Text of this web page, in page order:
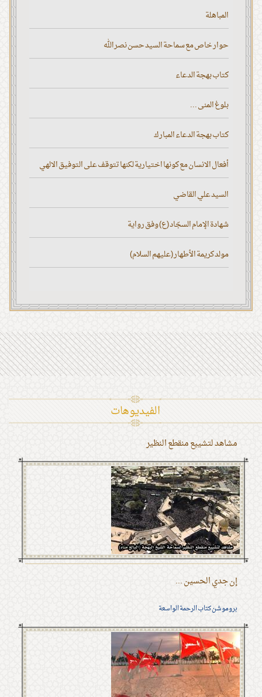
المباهلة
حوار خاص مع سماحة السيد حسن نصر الله
كتاب بهجة الدعاء
بلوغ المنى ...
كتاب بهجة الدعاء المبارك
أفعال الانسان مع كونها اختيارية لكنها تتوقف على التوفيق الالهي
السيد علي القاضي
شهادة الإمام السجّاد (ع) وفق رواية
مولد كريمة الأطهار (عليهم السلام)
الفیدیوهات
مشاهد لتشييع منقطع النظير
إن جدي الحسين ...
بروموشن كتاب الرحمة الواسعة